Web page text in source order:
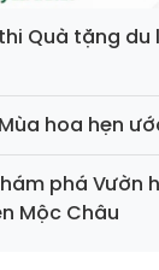
Quà tặng du
hoa hẹn
phá
Mộc Châu